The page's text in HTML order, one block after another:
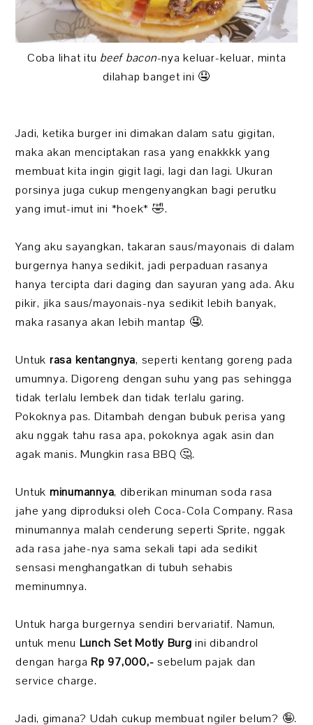
Coba lihat itu beef bacon-nya keluar-keluar, minta
dilahap banget ini 🤤
Jadi, ketika burger ini dimakan dalam satu gigitan,
maka akan menciptakan rasa yang enakkkk yang
membuat kita ingin gigit lagi, lagi dan lagi. Ukuran
porsinya juga cukup mengenyangkan bagi perutku
yang imut-imut ini *hoek* 🤣.
Yang aku sayangkan, takaran saus/mayonais di dalam
burgernya hanya sedikit, jadi perpaduan rasanya
hanya tercipta dari daging dan sayuran yang ada. Aku
pikir, jika saus/mayonais-nya sedikit lebih banyak,
maka rasanya akan lebih mantap 🤤.
Untuk rasa kentangnya, seperti kentang goreng pada
umumnya. Digoreng dengan suhu yang pas sehingga
tidak terlalu lembek dan tidak terlalu garing.
Pokoknya pas. Ditambah dengan bubuk perisa yang
aku nggak tahu rasa apa, pokoknya agak asin dan
agak manis. Mungkin rasa BBQ 🤔.
Untuk minumannya, diberikan minuman soda rasa
jahe yang diproduksi oleh Coca-Cola Company. Rasa
minumannya malah cenderung seperti Sprite, nggak
ada rasa jahe-nya sama sekali tapi ada sedikit
sensasi menghangatkan di tubuh sehabis
meminumnya.
Untuk harga burgernya sendiri bervariatif. Namun,
untuk menu Lunch Set Motly Burg ini dibandrol
dengan hargaRp 97,000,-sebelum pajak dan
service charge.
Jadi, gimana? Udah cukup membuat ngiler belum? 🤪.